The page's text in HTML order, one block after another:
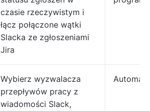
czasie rzeczywistym i
łącz połączone wątki
Slacka ze zgłoszeniami
Jira
Wybierz wyzwalacza
przepływów pracy z
wiadomości Slack,